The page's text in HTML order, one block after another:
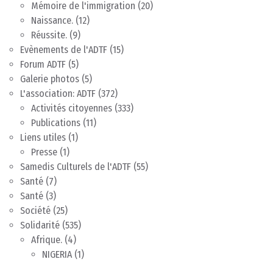
Mémoire de l'immigration (20)
Naissance. (12)
Réussite. (9)
Evènements de l'ADTF (15)
Forum ADTF (5)
Galerie photos (5)
L'association: ADTF (372)
Activités citoyennes (333)
Publications (11)
Liens utiles (1)
Presse (1)
Samedis Culturels de l'ADTF (55)
Santé (7)
Santé (3)
Société (25)
Solidarité (535)
Afrique. (4)
NIGERIA(1)